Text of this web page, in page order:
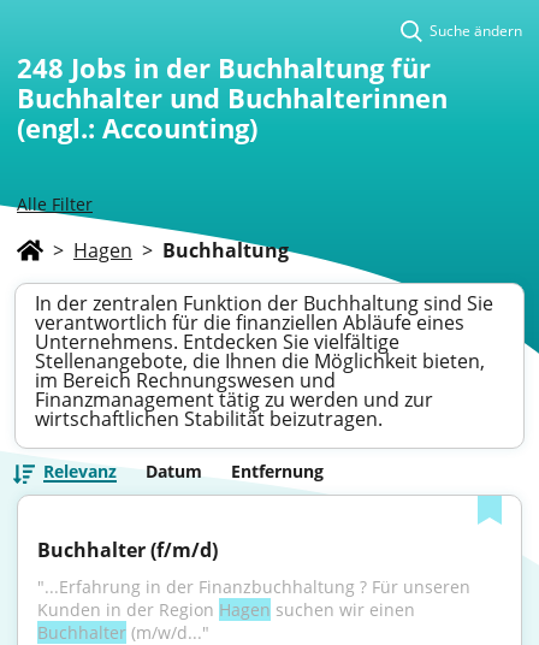
Alle Filter
Suche ändern
248 Jobs in der Buchhaltung für
Buchhalter und Buchhalterinnen
(engl.: Accounting)
> Hagen > Buchhaltung
In der zentralen Funktion der Buchhaltung sind Sie
verantwortlich für die finanziellen Abläufe eines
Unternehmens. Entdecken Sie vielfältige
Stellenangebote, die Ihnen die Möglichkeit bieten,
im Bereich Rechnungswesen und
Finanzmanagement tätig zu werden und zur
wirtschaftlichen Stabilität beizutragen.
Relevanz Datum Entfernung
Buchhalter (f/m/d)
"...Erfahrung in der Finanzbuchhaltung ? Für unseren
Kunden in der Region Hagen
Buchhalter (m/w/d..."